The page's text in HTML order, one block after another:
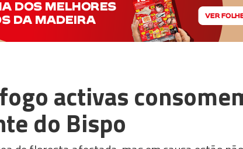
activas
do Bispo